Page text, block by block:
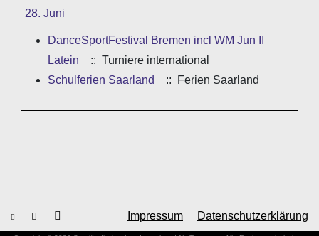
28. Juni
DanceSportFestival Bremen incl WM Jun II
Latein
:: Turniere international
Schulferien Saarland
:: Ferien Saarland
Impressum Datenschutzerklärung